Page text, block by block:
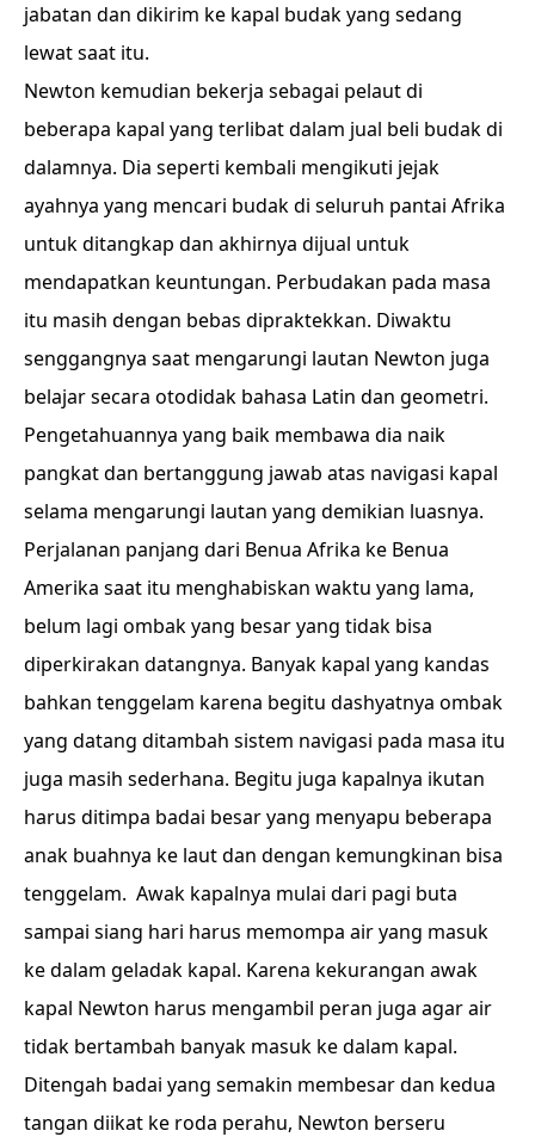
jabatan dan dikirim ke kapal budak yang sedang
lewat saat itu.
Newton kemudian bekerja sebagai pelaut di
beberapa kapal yang terlibat dalam jual beli budak di
dalamnya. Dia seperti kembali mengikuti jejak
ayahnya yang mencari budak di seluruh pantai Afrika
untuk ditangkap dan akhirnya dijual untuk
mendapatkan keuntungan. Perbudakan pada masa
itu masih dengan bebas dipraktekkan. Diwaktu
senggangnya saat mengarungi lautan Newton juga
belajar secara otodidak bahasa Latin dan geometri.
Pengetahuannya yang baik membawa dia naik
pangkat dan bertanggung jawab atas navigasi kapal
selama mengarungi lautan yang demikian luasnya.
Perjalanan panjang dari Benua Afrika ke Benua
Amerika saat itu menghabiskan waktu yang lama,
belum lagi ombak yang besar yang tidak bisa
diperkirakan datangnya. Banyak kapal yang kandas
bahkan tenggelam karena begitu dashyatnya ombak
yang datang ditambah sistem navigasi pada masa itu
juga masih sederhana. Begitu juga kapalnya ikutan
harus ditimpa badai besar yang menyapu beberapa
anak buahnya ke laut dan dengan kemungkinan bisa
tenggelam. Awak kapalnya mulai dari pagi buta
sampai siang hari harus memompa air yang masuk
ke dalam geladak kapal. Karena kekurangan awak
kapal Newton harus mengambil peran juga agar air
tidak bertambah banyak masuk ke dalam kapal.
Ditengah badai yang semakin membesar dan kedua
tangan diikat ke roda perahu, Newton berseru